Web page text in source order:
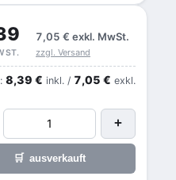
7,05 € exkl. MwSt.
zzgl. Versand
8,39 € inkl. / 7,05 € exkl.
+
🛒 ausverkauft